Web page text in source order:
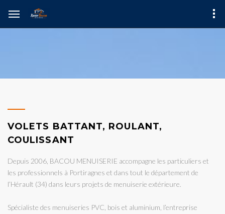
VOLETS BATTANT, ROULANT,
COULISSANT
Depuis 2006, BACOU MENUISERIE accompagne les particuliers et
les professionnels à Portiragnes et dans tout le département de
l’Hérault (34) dans leurs projets de menuiserie extérieure.
Spécialiste des menuiseries PVC, bois et aluminium, l’entreprise